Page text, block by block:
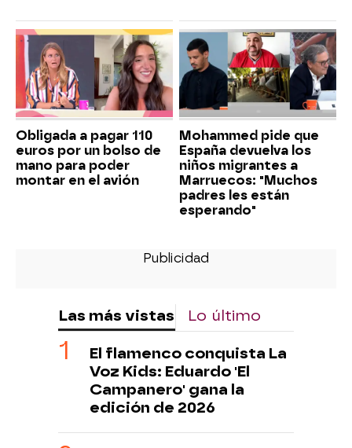
Obligada a pagar 110
euros por un bolso de
mano para poder
montar en el avión
Mohammed pide que
España devuelva los
niños migrantes a
Marruecos: "Muchos
padres les están
esperando"
Las más vistas Lo último
El flamenco conquista La
Voz Kids: Eduardo 'El
Campanero' gana la
edición de 2026